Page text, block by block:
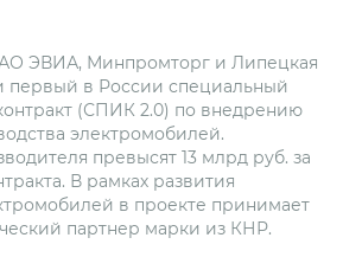
АО ЭВИА, Минпромторг и Липецкая
первый в России специальный
(СПИК 2.0) по внедрению
электромобилей.
превысят 13 млрд руб. за
В рамках развития
в проекте принимает
партнер марки из КНР.